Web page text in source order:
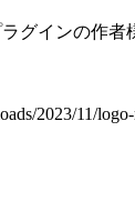
グインの作者
2023/11/